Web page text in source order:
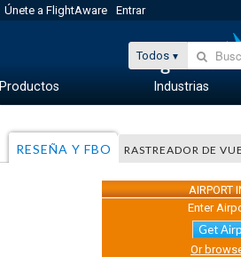
Únete a FlightAware Entrar
Todos
Productos Industrias
RESEÑA Y FBO RASTREADOR DE
AIRPORT
Enter
Get
Or